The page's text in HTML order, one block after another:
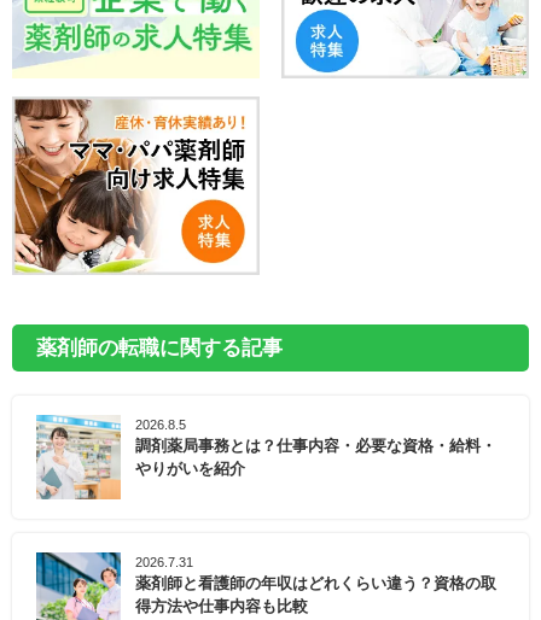
薬剤師の転職に関する記事
2026.8.5
調剤薬局事務とは？仕事内容・必要な資格・給料・
やりがいを紹介
2026.7.31
薬剤師と看護師の年収はどれくらい違う？資格の取
得方法や仕事内容も比較